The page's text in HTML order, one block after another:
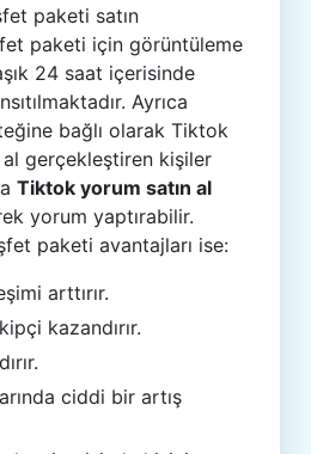
paketi satın
paketi için görüntüleme
24 saat içerisinde
Ayrıca
bağlı olarak Tiktok
gerçekleştiren kişiler
Tiktok yorum satın al
yorum yaptırabilir.
paketi avantajları ise:
arttırır.
kazandırır.
ciddi bir artış